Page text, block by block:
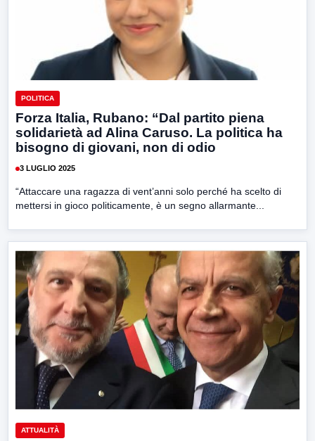
POLITICA
Forza Italia, Rubano: “Dal partito piena
solidarietà ad Alina Caruso. La politica ha
bisogno di giovani, non di odio
3 LUGLIO 2025
“Attaccare una ragazza di vent’anni solo perché ha scelto di
mettersi in gioco politicamente, è un segno allarmante...
ATTUALITÀ